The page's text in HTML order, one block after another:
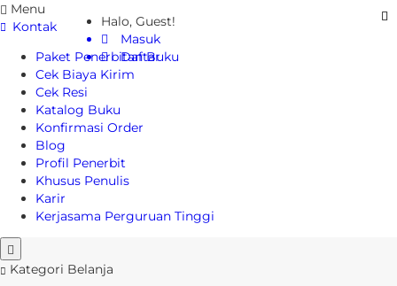
Menu
Kontak
Paket Penerbitan Buku
Cek Biaya Kirim
Cek Resi
Katalog Buku
Konfirmasi Order
Blog
Profil Penerbit
Khusus Penulis
Karir
Kerjasama Perguruan Tinggi
Kategori Belanja
Halo, Guest!
Masuk
Daftar